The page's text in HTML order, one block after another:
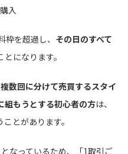
入
枠を超過し、 その日のすべて
とになります。
複数回に分けて売買するスタイ
組もうとする初心者の方は、
とがあります。
なっているため、「1取引ご